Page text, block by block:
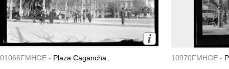
01066FMHGE - Plaza Cagancha. 10970FMHGE -